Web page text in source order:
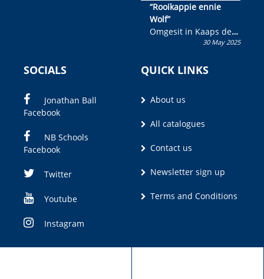
“Rooikappie ennie
Wolf”
Omgesit in Kaaps deur
Olivia M. Coetzee30 May 2025
SOCIALS
Jonathan Ball
Facebook
NB Schools
Facebook
Twitter
Youtube
Instagram
QUICK LINKS
About us
All catalogues
Contact us
Newsletter sign up
Terms and Conditions